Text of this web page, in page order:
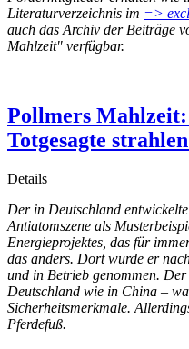
Literaturverzeichnis im =>
auch das Archiv der Beiträge
Mahlzeit" verfügbar.
Pollmers
Totgesagte
Details
Der in Deutschland
Antiatomszene als
Energieprojektes, das für
das anders. Dort wurde er
und in Betrieb genommen.
Deutschland wie in China –
Sicherheitsmerkmale.
Pferdefuß.